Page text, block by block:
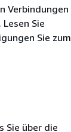
Verbindungen
Sie
Sie zum
Sie über die